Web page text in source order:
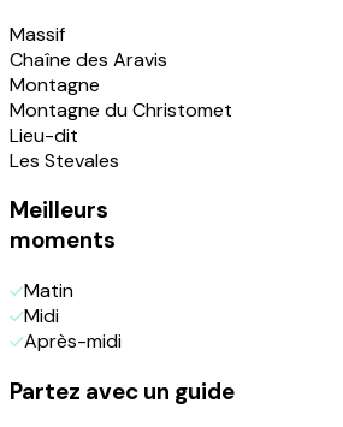
Massif
Chaîne des Aravis
Montagne
Montagne du Christomet
Lieu-dit
Les Stevales
Meilleurs
moments
Matin
Midi
Après-midi
Partez avec un guide